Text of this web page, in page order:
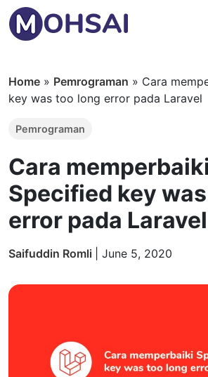
Home » Pemrograman » Cara
key was too long error pada Laravel
Pemrograman
Cara memperbaiki
Specified key
error pada Laravel
Saifuddin Romli June 5, 2020